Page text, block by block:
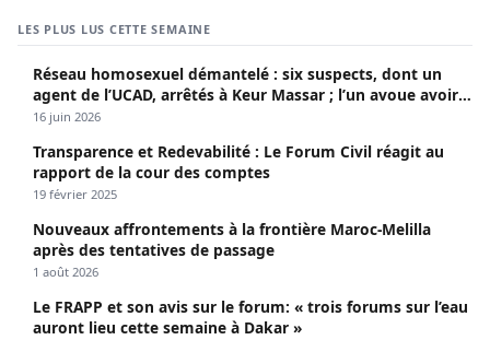
LES PLUS LUS CETTE SEMAINE
Réseau homosexuel démantelé : six suspects, dont un
agent de l’UCAD, arrêtés à Keur Massar ; l’un avoue avoir
propagé le VIH depuis 2018
16 juin 2026
Transparence et Redevabilité : Le Forum Civil réagit au
rapport de la cour des comptes
19 février 2025
Nouveaux affrontements à la frontière Maroc-Melilla
après des tentatives de passage
1 août 2026
Le FRAPP et son avis sur le forum: « trois forums sur l’eau
auront lieu cette semaine à Dakar »